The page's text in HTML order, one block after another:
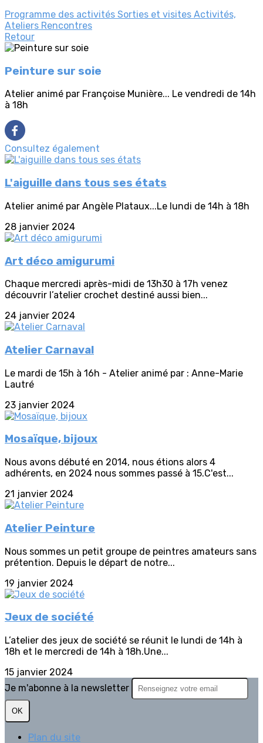
Programme des activités Sorties et visites Activités,
Ateliers Rencontres
Retour
Peinture sur soie
Atelier animé par Françoise Munière... Le vendredi de 14h
à 18h
Consultez également
L'aiguille dans tous ses états
Atelier animé par Angèle Plataux...Le lundi de 14h à 18h
28 janvier 2024
Art déco amigurumi
Chaque mercredi après-midi de 13h30 à 17h venez
découvrir l’atelier crochet destiné aussi bien...
24 janvier 2024
Atelier Carnaval
Le mardi de 15h à 16h - Atelier animé par : Anne-Marie
Lautré
23 janvier 2024
Mosaïque, bijoux
Nous avons débuté en 2014, nous étions alors 4
adhérents, en 2024 nous sommes passé à 15.C'est...
21 janvier 2024
Atelier Peinture
Nous sommes un petit groupe de peintres amateurs sans
prétention. Depuis le départ de notre...
19 janvier 2024
Jeux de société
L’atelier des jeux de société se réunit le lundi de 14h à
18h et le mercredi de 14h à 18h.Une...
15 janvier 2024
Je m'abonne à la newsletter
OK
Plan du site